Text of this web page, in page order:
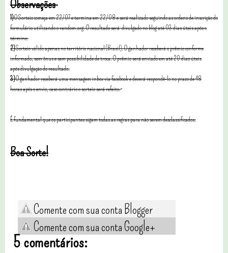
Observações
1)O Sorteio começa em 22/07 e termina em 22/08 e será realizado seguindo as ordens de inscrição do
formulário utilizando o random.org. O resultado será divulgado no blog até 03 dias úteis após o
término.
2)Sorteio válido apenas no território nacional (Brasil). O ganhador receberá o prêmio conforme
informado, sem ônus e sem possibilidade de troca. O prêmio será enviado em até 20 dias úteis
após divulgação do resultado.
3)O ganhador receberá uma mensagem inbox via facebook e deverá respondê-lo no prazo de 48
horas após o envio, caso contrário o sorteio será refeito.
É fundamental que os participantes sigam todas as regras para não serem desclassificados.
Boa Sorte!
Comente com sua conta Blogger
Comente com sua conta Google+
5 comentários: